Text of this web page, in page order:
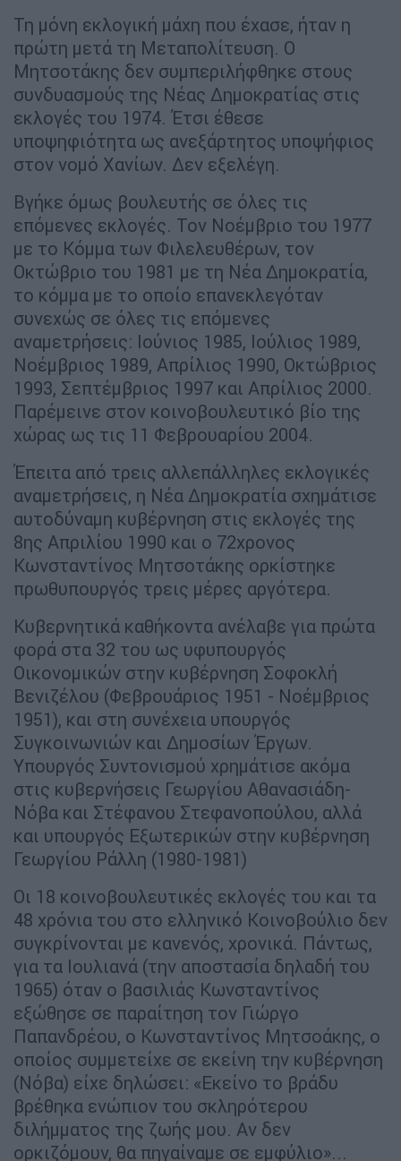
Τη μόνη εκλογική μάχη που έχασε, ήταν η
πρώτη μετά τη Μεταπολίτευση. Ο
Μητσοτάκης δεν συμπεριλήφθηκε στους
συνδυασμούς της Νέας Δημοκρατίας στις
εκλογές του 1974. Έτσι έθεσε
υποψηφιότητα ως ανεξάρτητος υποψήφιος
στον νομό Χανίων. Δεν εξελέγη.
Βγήκε όμως βουλευτής σε όλες τις
επόμενες εκλογές. Τον Νοέμβριο του 1977
με το Κόμμα των Φιλελευθέρων, τον
Οκτώβριο του 1981 με τη Νέα Δημοκρατία,
το κόμμα με το οποίο επανεκλεγόταν
συνεχώς σε όλες τις επόμενες
αναμετρήσεις: Ιούνιος 1985, Ιούλιος 1989,
Νοέμβριος 1989, Απρίλιος 1990, Οκτώβριος
1993, Σεπτέμβριος 1997 και Απρίλιος 2000.
Παρέμεινε στον κοινοβουλευτικό βίο της
χώρας ως τις 11 Φεβρουαρίου 2004.
Έπειτα από τρεις αλλεπάλληλες εκλογικές
αναμετρήσεις, η Νέα Δημοκρατία σχημάτισε
αυτοδύναμη κυβέρνηση στις εκλογές της
8ης Απριλίου 1990 και ο 72χρονος
Κωνσταντίνος Μητσοτάκης ορκίστηκε
πρωθυπουργός τρεις μέρες αργότερα.
Κυβερνητικά καθήκοντα ανέλαβε για πρώτα
φορά στα 32 του ως υφυπουργός
Οικονομικών στην κυβέρνηση Σοφοκλή
Βενιζέλου (Φεβρουάριος 1951 - Νοέμβριος
1951), και στη συνέχεια υπουργός
Συγκοινωνιών και Δημοσίων Έργων.
Υπουργός Συντονισμού χρημάτισε ακόμα
στις κυβερνήσεις Γεωργίου Αθανασιάδη-
Νόβα και Στέφανου Στεφανοπούλου, αλλά
και υπουργός Εξωτερικών στην κυβέρνηση
Γεωργίου Ράλλη (1980-1981)
Οι 18 κοινοβουλευτικές εκλογές του και τα
48 χρόνια του στο ελληνικό Κοινοβούλιο δεν
συγκρίνονται με κανενός, χρονικά. Πάντως,
για τα Ιουλιανά (την αποστασία δηλαδή του
1965) όταν ο βασιλιάς Κωνσταντίνος
εξώθησε σε παραίτηση τον Γιώργο
Παπανδρέου, ο Κωνσταντίνος Μητσοάκης, ο
οποίος συμμετείχε σε εκείνη την κυβέρνηση
(Νόβα) είχε δηλώσει: «Εκείνο το βράδυ
βρέθηκα ενώπιον του σκληρότερου
διλήμματος της ζωής μου. Αν δεν
ορκιζόμουν, θα πηγαίναμε σε εμφύλιο»...